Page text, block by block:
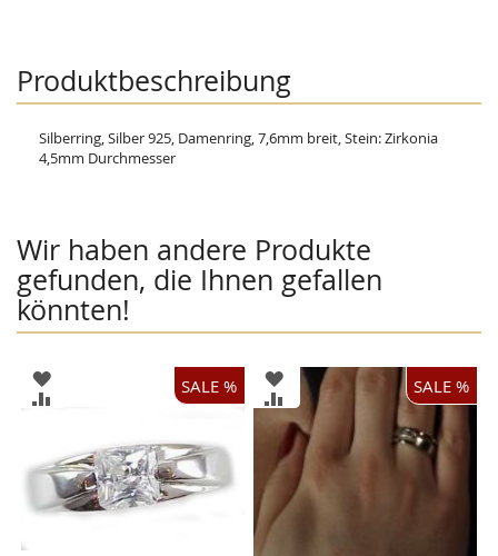
Produktbeschreibung
Silberring, Silber 925, Damenring, 7,6mm breit, Stein: Zirkonia
4,5mm Durchmesser
Wir haben andere Produkte
gefunden, die Ihnen gefallen
könnten!
SALE %
ZUR
WUNSCHLISTE
ZUR
SALE %
ZUR
WUNSCHLISTE
HINZUFÜGEN
ZUR
VERGLEICHSLISTE
HINZUFÜGEN